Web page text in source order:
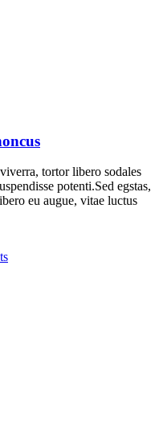
tortor libero sodales
potenti.Sed egstas,
eu augue, vitae luctus